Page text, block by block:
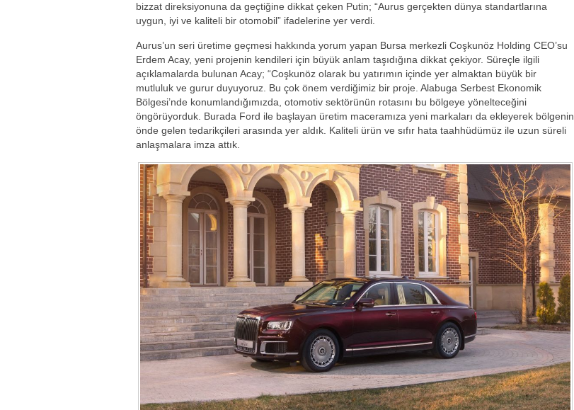
bizzat direksiyonuna da geçtiğine dikkat çeken Putin; “Aurus gerçekten dünya standartlarına
uygun, iyi ve kaliteli bir otomobil” ifadelerine yer verdi.
Aurus’un seri üretime geçmesi hakkında yorum yapan Bursa merkezli Coşkunöz Holding CEO’su
Erdem Acay, yeni projenin kendileri için büyük anlam taşıdığına dikkat çekiyor. Süreçle ilgili
açıklamalarda bulunan Acay; “Coşkunöz olarak bu yatırımın içinde yer almaktan büyük bir
mutluluk ve gurur duyuyoruz. Bu çok önem verdiğimiz bir proje. Alabuga Serbest Ekonomik
Bölgesi’nde konumlandığımızda, otomotiv sektörünün rotasını bu bölgeye yönelteceğini
öngörüyorduk. Burada Ford ile başlayan üretim maceramıza yeni markaları da ekleyerek bölgenin
önde gelen tedarikçileri arasında yer aldık. Kaliteli ürün ve sıfır hata taahhüdümüz ile uzun süreli
anlaşmalara imza attık.